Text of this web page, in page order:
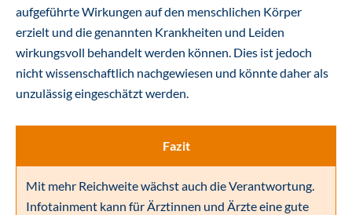
aufgeführte Wirkungen auf den menschlichen Körper
erzielt und die genannten Krankheiten und Leiden
wirkungsvoll behandelt werden können. Dies ist jedoch
nicht wissenschaftlich nachgewiesen und könnte daher als
unzulässig eingeschätzt werden.
Fazit
Mit mehr Reichweite wächst auch die Verantwortung.
Infotainment kann für Ärztinnen und Ärzte eine gute